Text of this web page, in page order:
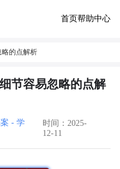
首页帮助中心
的点解析
节容易忽略的点解
- 学
时间：2025-
12-11